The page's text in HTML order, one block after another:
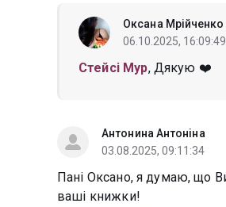
Оксана Мрійченко
06.10.2025, 16:09:49
Стейсі Мур, Дякую ❤️
Антонина Антоніна
03.08.2025, 09:11:34
Пані Оксано, я думаю, що
ваші книжки!